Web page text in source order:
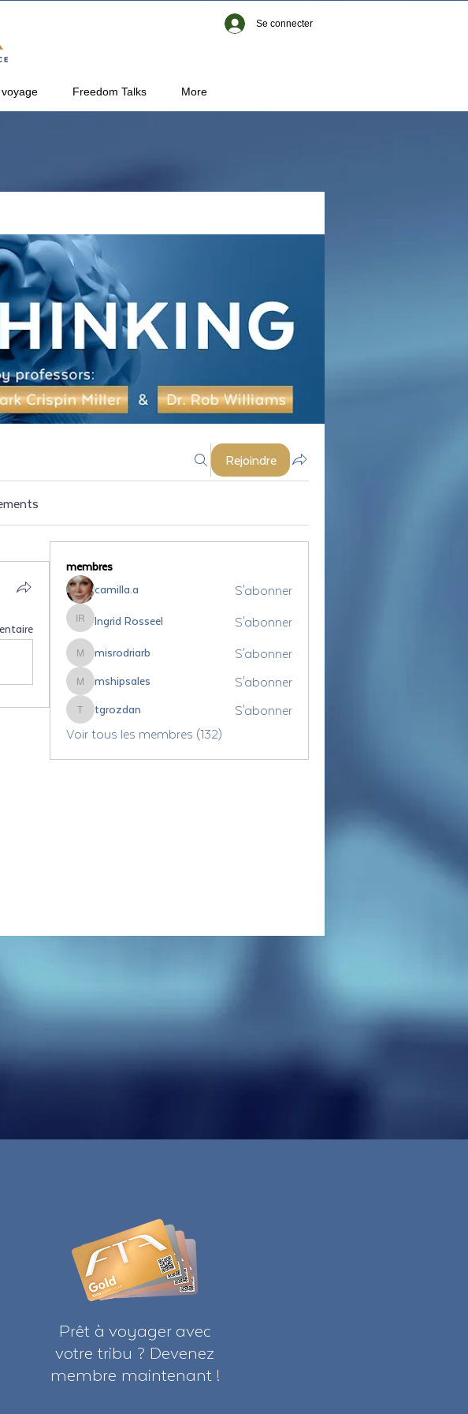
Se connecter
Freedom Talks More
Rejoindre
membres
camilla.a
S'abonner
Ingrid Rosseel
Ingrid Rosseel S'abonner
misrodriarb
misrodriarb S'abonner
mshipsales
mshipsales S'abonner
tgrozdan
tgrozdan
S'abonner
Voir tous les membres (132)
Prêt à voyager avec
votre tribu ? Devenez
membre maintenant !